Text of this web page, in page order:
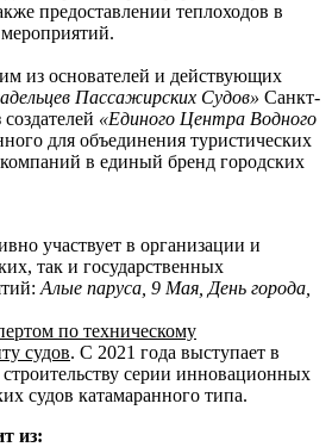
предоставлении теплоходов в
из основателей и действующих
Пассажирских Судов» Санкт-
«Единого Центра Водного
для объединения туристических
в единый бренд городских
участвует в организации и
так и государственных
Алые паруса, 9 Мая, День города,
по техническому
судов. С 2021 года выступает в
строительству серии инновационных
судов катамаранного типа.
из: